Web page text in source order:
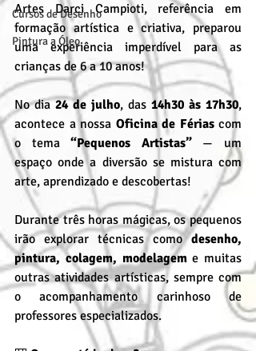
Cursos de Desenho
Pintura a Óleo
Artes Darci Campioti, referência em
formação artística e criativa, preparou
uma experiência imperdível para as
crianças de 6 a 10 anos!
No dia 24 de julho, das 14h30 às 17h30,
acontece a nossa Oficina de Férias com
o tema “Pequenos Artistas” — um
espaço onde a diversão se mistura com
arte, aprendizado e descobertas!
Durante três horas mágicas, os pequenos
irão explorar técnicas como desenho,
pintura, colagem, modelagem e muitas
outras atividades artísticas, sempre com
o acompanhamento carinhoso de
professores especializados.